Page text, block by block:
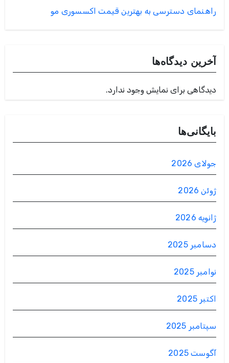
راهنمای دسترسی به بهترین قیمت اکسسوری مو
آخرین دیدگاه‌ها
دیدگاهی برای نمایش وجود ندارد.
بایگانی‌ها
جولای 2026
ژوئن 2026
ژانویه 2026
دسامبر 2025
نوامبر 2025
اکتبر 2025
سپتامبر 2025
آگوست 2025